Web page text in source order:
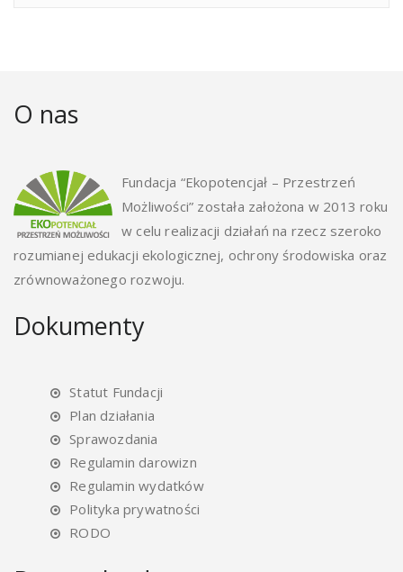
O nas
Fundacja “Ekopotencjał – Przestrzeń
Możliwości” została założona w 2013 roku
w celu realizacji działań na rzecz szeroko
rozumianej edukacji ekologicznej, ochrony środowiska oraz
zrównoważonego rozwoju.
Dokumenty
Statut Fundacji
Plan działania
Sprawozdania
Regulamin darowizn
Regulamin wydatków
Polityka prywatności
RODO